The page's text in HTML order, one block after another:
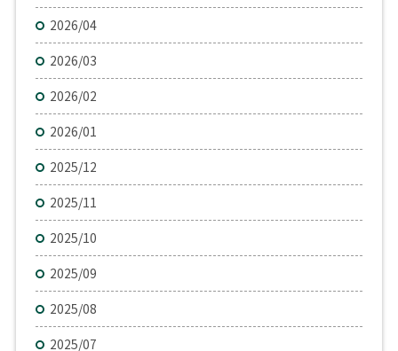
2026/04
2026/03
2026/02
2026/01
2025/12
2025/11
2025/10
2025/09
2025/08
2025/07